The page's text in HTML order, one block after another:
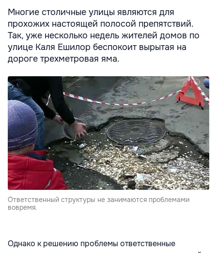
Многие столичные улицы являются для
прохожих настоящей полосой препятствий.
Так, уже несколько недель жителей домов по
улице Каля Ешилор беспокоит вырытая на
дороге трехметровая яма.
Ответственный структуры не занимаются проблемами
вовремя.
Однако к решению проблемы ответственные